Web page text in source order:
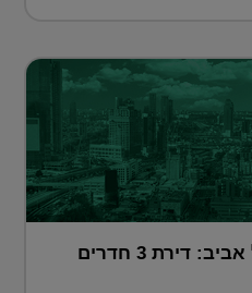
בחמישית מחיר מתל אביב: דירת 3 חדרים